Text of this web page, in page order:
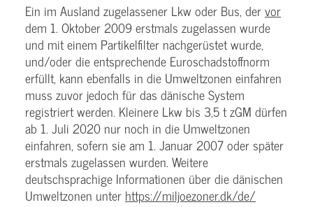
Ein im Ausland zugelassener Lkw oder Bus, dervor
dem 1. Oktober 2009 erstmals zugelassen wurde
und mit einem Partikelfilter nachgerüstet wurde,
und/oder die entsprechende Euroschadstoffnorm
erfüllt, kann ebenfalls in die Umweltzonen einfahren
muss zuvor jedoch für das dänische System
registriert werden. Kleinere Lkw bis 3,5 t zGM dürfen
ab 1. Juli 2020 nur noch in die Umweltzonen
einfahren, sofern sie am 1. Januar 2007 oder später
erstmals zugelassen wurden. Weitere
deutschsprachige Informationen über die dänischen
Umweltzonen unter https://miljoezoner.dk/de/